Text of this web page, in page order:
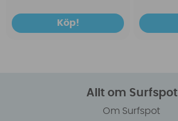
Köp!
Allt om Surfspot
Om Surfspot